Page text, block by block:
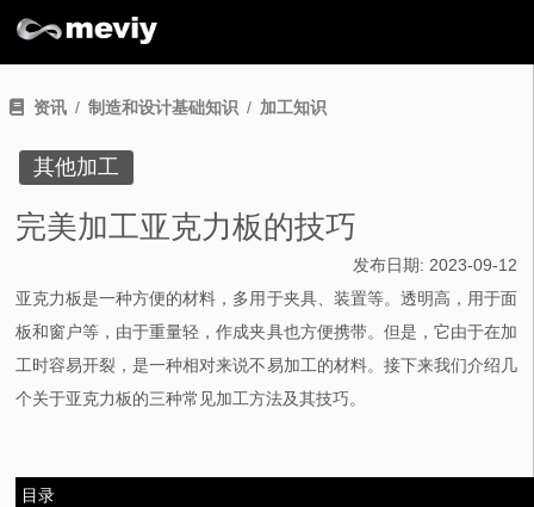
资讯 制造和设计基础知识 加工知识
其他加工
完美加工亚克力板的技巧
发布日期: 2023-09-12
亚克力板是一种方便的材料，多用于夹具、装置等。透明高，用于面
板和窗户等，由于重量轻，作成夹具也方便携带。但是，它由于在加
工时容易开裂，是一种相对来说不易加工的材料。接下来我们介绍几
个关于亚克力板的三种常见加工方法及其技巧。
目录